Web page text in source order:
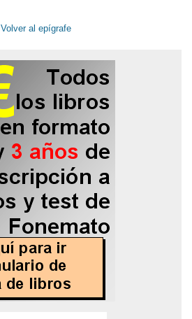
Volver al epígrafe